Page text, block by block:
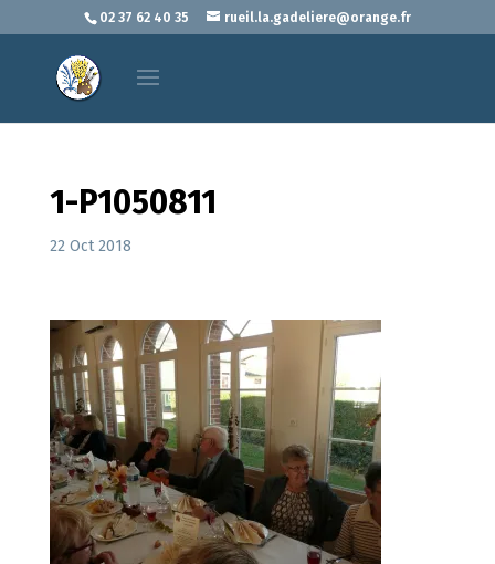
02 37 62 40 35 rueil.la.gadeliere@orange.fr
1-P1050811
22 Oct 2018